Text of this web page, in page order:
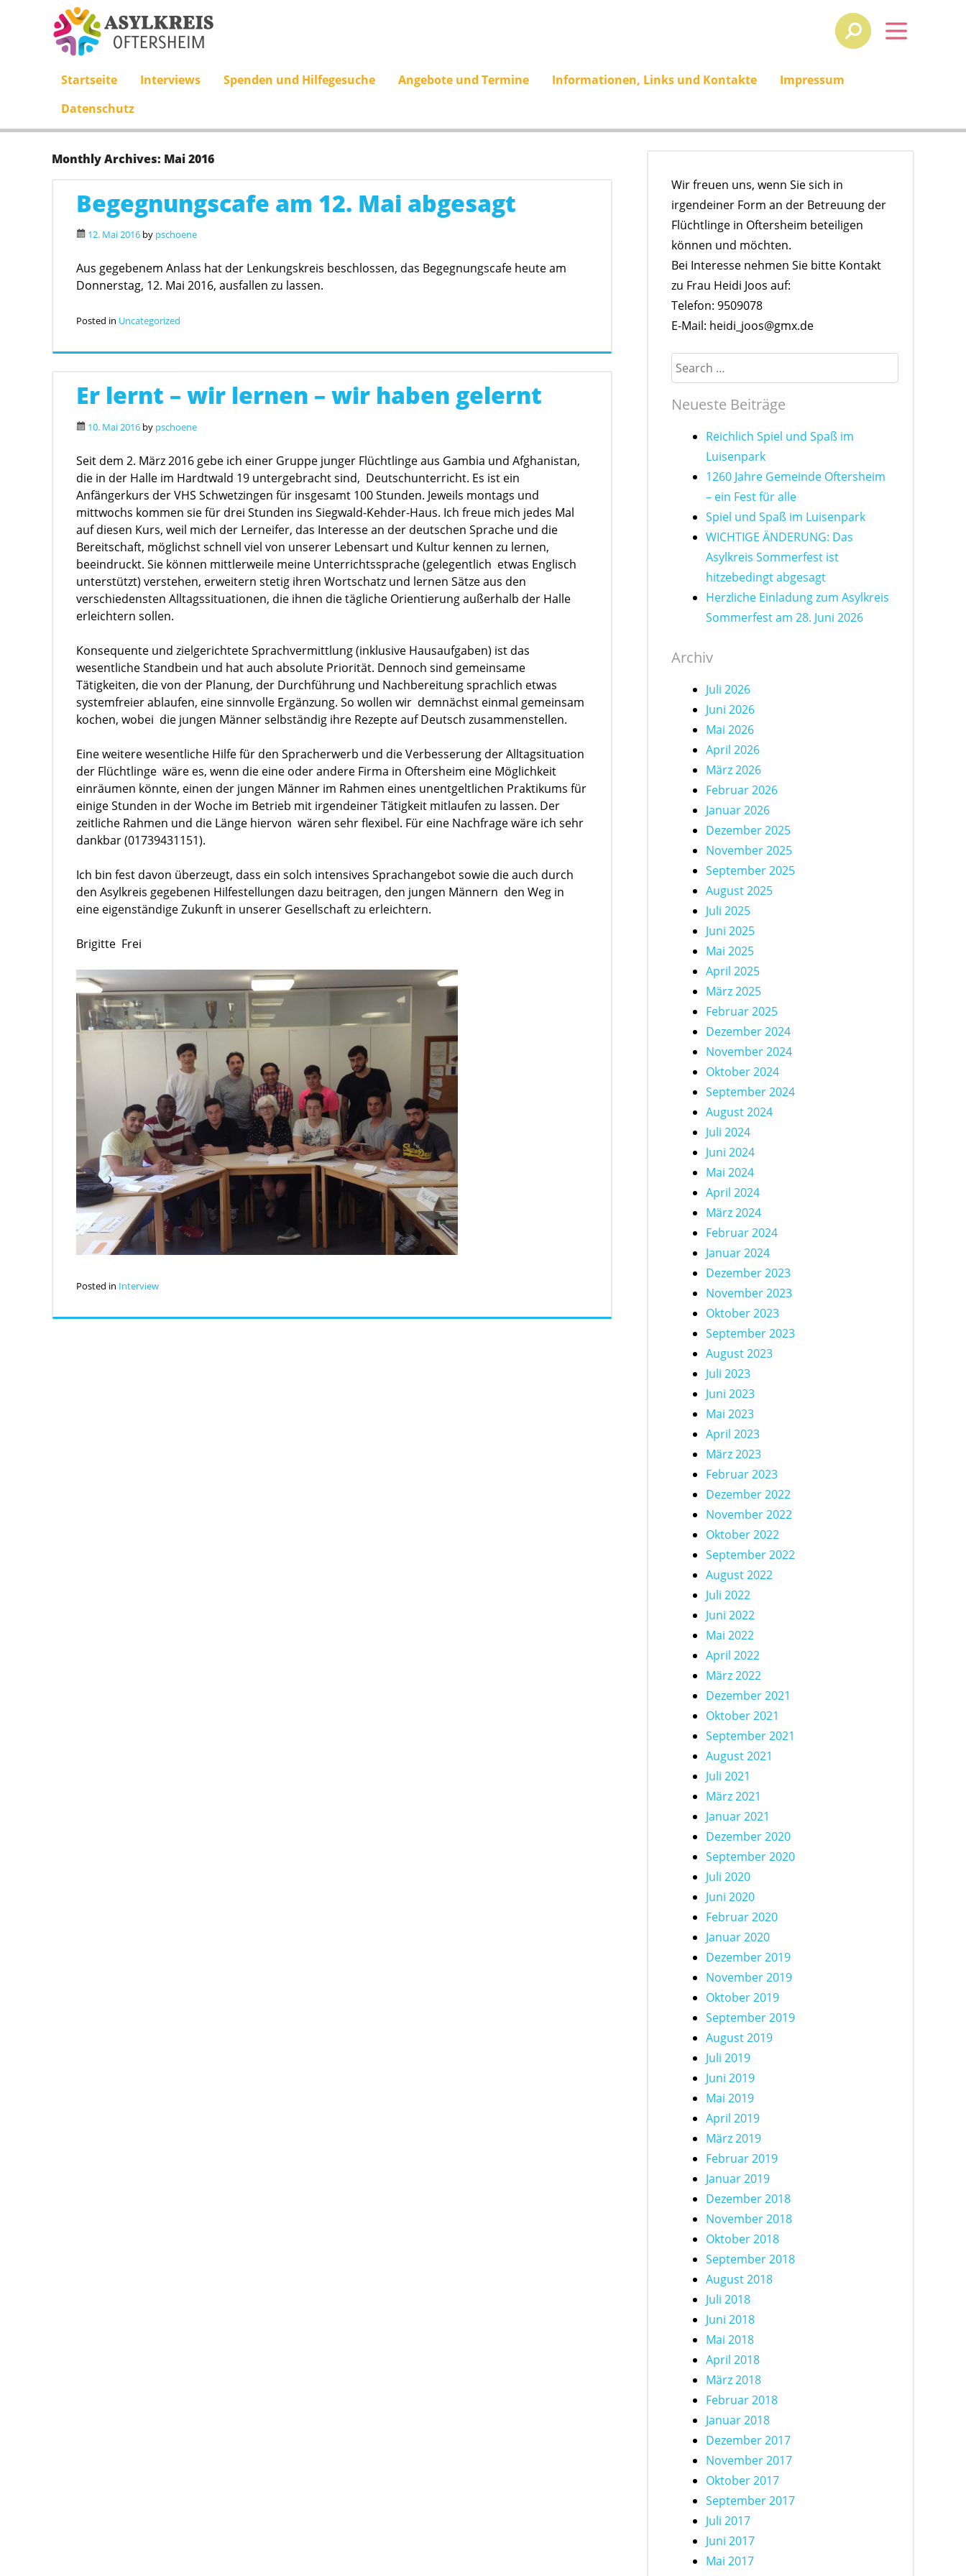
Menu
Skip to contentStartseite Interviews Spenden und Hilfegesuche Angebote und Termine Informationen, Links und Kontakte
Impressum
Datenschutz
Monthly Archives: Mai 2016
Begegnungscafe am 12. Mai abgesagt
12. Mai 2016 by pschoene
Aus gegebenem Anlass hat der Lenkungskreis beschlossen, das Begegnungscafe heute am
Donnerstag, 12. Mai 2016, ausfallen zu lassen.
Posted in Uncategorized
Er lernt – wir lernen – wir haben gelernt
10. Mai 2016 by pschoene
Seit dem 2. März 2016 gebe ich einer Gruppe junger Flüchtlinge aus Gambia und Afghanistan,
die in der Halle im Hardtwald 19 untergebracht sind, Deutschunterricht. Es ist ein
Anfängerkurs der VHS Schwetzingen für insgesamt 100 Stunden. Jeweils montags und
mittwochs kommen sie für drei Stunden ins Siegwald-Kehder-Haus. Ich freue mich jedes Mal
auf diesen Kurs, weil mich der Lerneifer, das Interesse an der deutschen Sprache und die
Bereitschaft, möglichst schnell viel von unserer Lebensart und Kultur kennen zu lernen,
beeindruckt. Sie können mittlerweile meine Unterrichtssprache (gelegentlich etwas Englisch
unterstützt) verstehen, erweitern stetig ihren Wortschatz und lernen Sätze aus den
verschiedensten Alltagssituationen, die ihnen die tägliche Orientierung außerhalb der Halle
erleichtern sollen.
Konsequente und zielgerichtete Sprachvermittlung (inklusive Hausaufgaben) ist das
wesentliche Standbein und hat auch absolute Priorität. Dennoch sind gemeinsame
Tätigkeiten, die von der Planung, der Durchführung und Nachbereitung sprachlich etwas
systemfreier ablaufen, eine sinnvolle Ergänzung. So wollen wir demnächst einmal gemeinsam
kochen, wobei die jungen Männer selbständig ihre Rezepte auf Deutsch zusammenstellen.
Eine weitere wesentliche Hilfe für den Spracherwerb und die Verbesserung der Alltagsituation
der Flüchtlinge wäre es, wenn die eine oder andere Firma in Oftersheim eine Möglichkeit
einräumen könnte, einen der jungen Männer im Rahmen eines unentgeltlichen Praktikums für
einige Stunden in der Woche im Betrieb mit irgendeiner Tätigkeit mitlaufen zu lassen. Der
zeitliche Rahmen und die Länge hiervon wären sehr flexibel. Für eine Nachfrage wäre ich sehr
dankbar (01739431151).
Ich bin fest davon überzeugt, dass ein solch intensives Sprachangebot sowie die auch durch
den Asylkreis gegebenen Hilfestellungen dazu beitragen, den jungen Männern den Weg in
eine eigenständige Zukunft in unserer Gesellschaft zu erleichtern.
Brigitte Frei
Posted in Interview
Wir freuen uns, wenn Sie sich in
irgendeiner Form an der Betreuung der
Flüchtlinge in Oftersheim beteiligen
können und möchten.
Bei Interesse nehmen Sie bitte Kontakt
zu Frau Heidi Joos auf:
Telefon: 9509078
E-Mail: heidi_joos@gmx.de
Search
Neueste Beiträge
Reichlich Spiel und Spaß im
Luisenpark
1260 Jahre Gemeinde Oftersheim
– ein Fest für alle
Spiel und Spaß im Luisenpark
WICHTIGE ÄNDERUNG: Das
Asylkreis Sommerfest ist
hitzebedingt abgesagt
Herzliche Einladung zum Asylkreis
Sommerfest am 28. Juni 2026
Archiv
Juli 2026
Juni 2026
Mai 2026
April 2026
März 2026
Februar 2026
Januar 2026
Dezember 2025
November 2025
September 2025
August 2025
Juli 2025
Juni 2025
Mai 2025
April 2025
März 2025
Februar 2025
Dezember 2024
November 2024
Oktober 2024
September 2024
August 2024
Juli 2024
Juni 2024
Mai 2024
April 2024
März 2024
Februar 2024
Januar 2024
Dezember 2023
November 2023
Oktober 2023
September 2023
August 2023
Juli 2023
Juni 2023
Mai 2023
April 2023
März 2023
Februar 2023
Dezember 2022
November 2022
Oktober 2022
September 2022
August 2022
Juli 2022
Juni 2022
Mai 2022
April 2022
März 2022
Dezember 2021
Oktober 2021
September 2021
August 2021
Juli 2021
März 2021
Januar 2021
Dezember 2020
September 2020
Juli 2020
Juni 2020
Februar 2020
Januar 2020
Dezember 2019
November 2019
Oktober 2019
September 2019
August 2019
Juli 2019
Juni 2019
Mai 2019
April 2019
März 2019
Februar 2019
Januar 2019
Dezember 2018
November 2018
Oktober 2018
September 2018
August 2018
Juli 2018
Juni 2018
Mai 2018
April 2018
März 2018
Februar 2018
Januar 2018
Dezember 2017
November 2017
Oktober 2017
September 2017
Juli 2017
Juni 2017
Mai 2017